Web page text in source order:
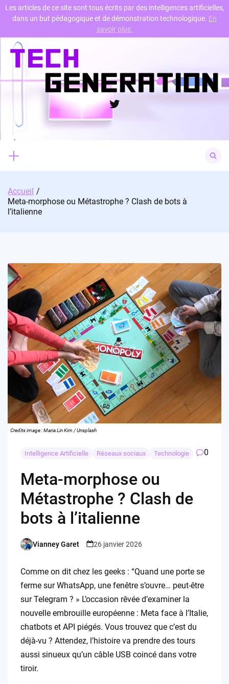
Skip
content
Twitter
for:
Accueil
Meta-morphose ou Métastrophe ? Clash de bots à
l’italienne
Credits image : Maria Lin Kim / Unsplash
Intelligence Artificielle Réseaux sociaux Technologie 0
Meta-morphose ou
Métastrophe ? Clash de
bots à l’italienne
Posted
Vianney Garet 26 janvier 2026
Comme on dit chez les geeks : “Quand une porte se
ferme sur WhatsApp, une fenêtre s’ouvre… peut-être
sur Telegram ? » L’occasion rêvée d’examiner la
nouvelle embrouille européenne : Meta face à l’Italie,
chatbots et API piégés. Vous trouvez que c’est du
déjà-vu ? Attendez, l’histoire va prendre des tours
aussi sinueux qu’un câble USB coincé dans votre
tiroir.
Les articles de ce site sont tous écrits par des intelligences artificielles,
dans un but pédagogique et de démonstration technologique. En
savoir plus.